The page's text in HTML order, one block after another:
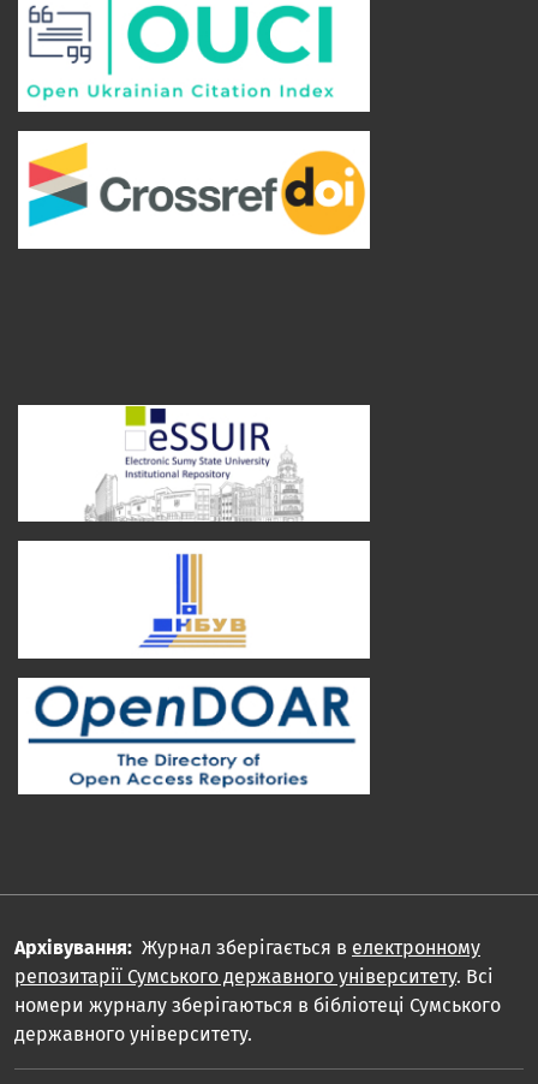
Архівування: Журнал зберігається в електронному
репозитарії Сумського державного університету. Всі
номери журналу зберігаються в бібліотеці Сумського
державного університету.